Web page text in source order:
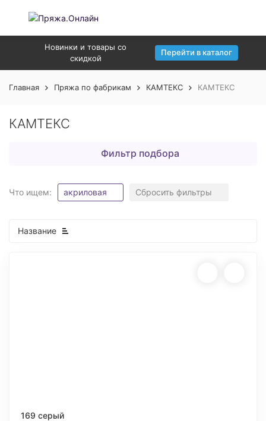
Новинки и товары со
скидкой
Перейти в каталог
Главная Пряжа по фабрикам КАМТЕКС КАМТЕКС
КАМТЕКС
Фильтр подбора
Что ищем: акриловая Сбросить фильтры
Название
169 серый